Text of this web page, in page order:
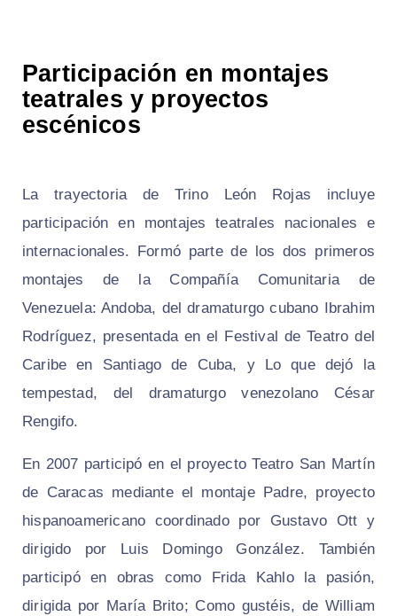
Participación en montajes
teatrales y proyectos
escénicos
La trayectoria de Trino León Rojas incluye
participación en montajes teatrales nacionales e
internacionales. Formó parte de los dos primeros
montajes de la Compañía Comunitaria de
Venezuela: Andoba, del dramaturgo cubano Ibrahim
Rodríguez, presentada en el Festival de Teatro del
Caribe en Santiago de Cuba, y Lo que dejó la
tempestad, del dramaturgo venezolano César
Rengifo.
En 2007 participó en el proyecto Teatro San Martín
de Caracas mediante el montaje Padre, proyecto
hispanoamericano coordinado por Gustavo Ott y
dirigido por Luis Domingo González. También
participó en obras como Frida Kahlo la pasión,
dirigida por María Brito; Como gustéis, de William